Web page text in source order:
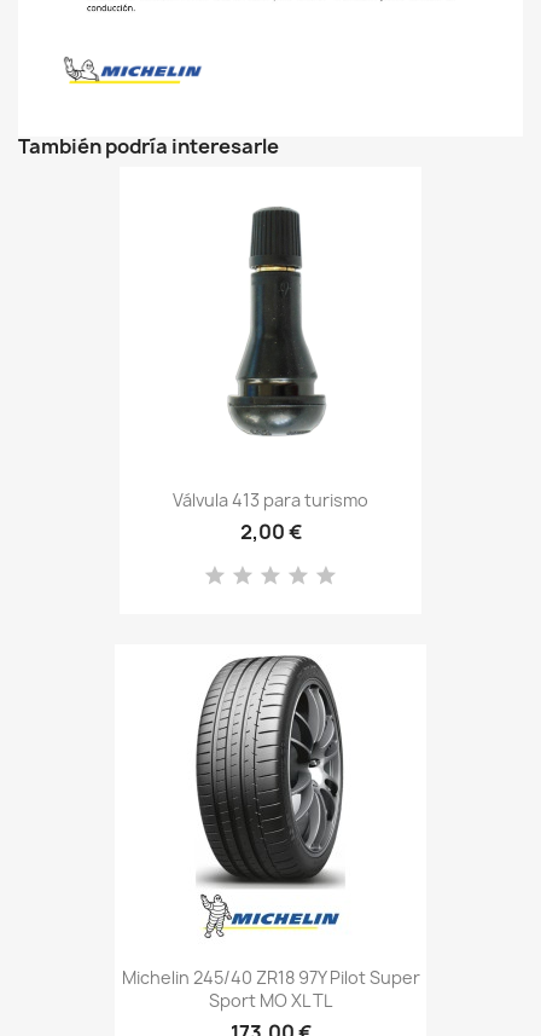
También podría interesarle
Válvula 413 para turismo
2,00 €
Michelin 245/40 ZR18 97Y Pilot Super
Sport MO XL TL